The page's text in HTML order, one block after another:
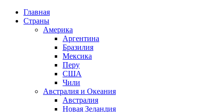
Главная
Страны
Америка
Аргентина
Бразилия
Мексика
Перу
США
Чили
Австралия и Океания
Австралия
Новая Зеландия